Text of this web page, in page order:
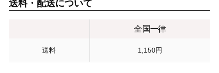
送料・配送について
全国一律
送料 1,150円